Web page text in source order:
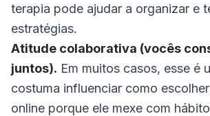
terapia pode ajudar a organizar e
estratégias.
Atitude colaborativa (vocês
juntos). Em muitos casos, esse é
costuma influenciar como
online porque ele mexe com